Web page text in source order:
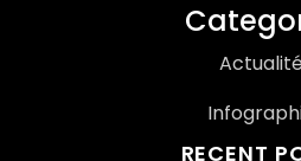
RECENT